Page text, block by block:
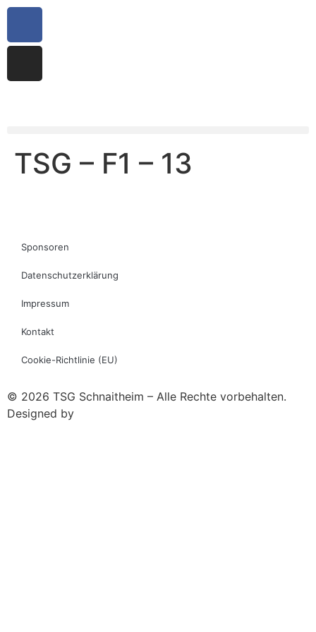
TSG – F1 – 13
Sponsoren
Datenschutzerklärung
Impressum
Kontakt
Cookie-Richtlinie (EU)
© 2026 TSG Schnaitheim – Alle Rechte vorbehalten.
Designed by